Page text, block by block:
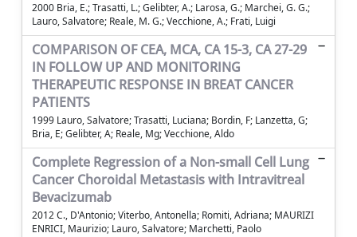
2000 Bria, E.; Trasatti, L.; Gelibter, A.; Larosa, G.; Marchei, G. G.;
Lauro, Salvatore; Reale, M. G.; Vecchione, A.; Frati, Luigi
COMPARISON OF CEA, MCA, CA 15-3, CA 27-29
IN FOLLOW UP AND MONITORING
THERAPEUTIC RESPONSE IN BREAT CANCER
PATIENTS
1999 Lauro, Salvatore; Trasatti, Luciana; Bordin, F; Lanzetta, G;
Bria, E; Gelibter, A; Reale, Mg; Vecchione, Aldo
Complete Regression of a Non-small Cell Lung
Cancer Choroidal Metastasis with Intravitreal
Bevacizumab
2012 C., D'Antonio; Viterbo, Antonella; Romiti, Adriana; MAURIZI
ENRICI, Maurizio; Lauro, Salvatore; Marchetti, Paolo